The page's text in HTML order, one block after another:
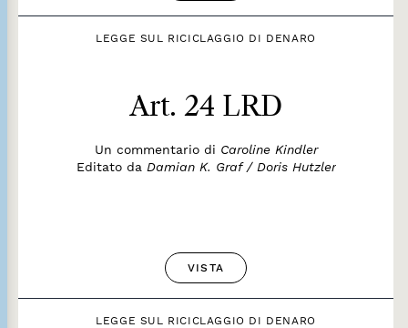
LEGGE SUL RICICLAGGIO DI DENARO
Art. 24 LRD
Un commentario di Caroline Kindler
Editato da Damian K. Graf / Doris Hutzler
VISTA
LEGGE SUL RICICLAGGIO DI DENARO